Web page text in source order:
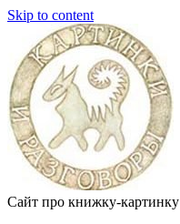
Skip to content
Сайт про книжку-картинку